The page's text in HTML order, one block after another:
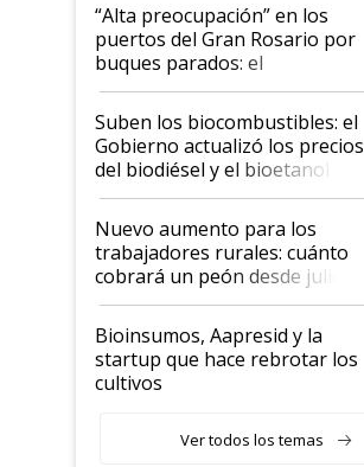
“Alta preocupación” en los
puertos del Gran Rosario por
buques parados: el
funcionamiento de las
exportadoras en tensión tras
la medida de fuerza de los
prácticos
Suben los biocombustibles: el
Gobierno actualizó los precios
del biodiésel y el bioetanol
Nuevo aumento para los
trabajadores rurales: cuánto
cobrará un peón desde julio
Bioinsumos, Aapresid y la
startup que hace rebrotar los
cultivos
Ver todos los temas